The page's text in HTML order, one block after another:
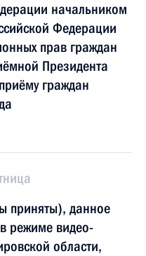
начальником
Федерации
прав граждан
Президента
граждан
приняты), данное
режиме видео-
области,